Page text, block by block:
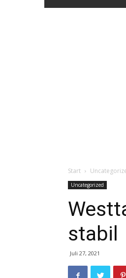
Start
Uncategorized
stabil
Juli 27, 2021